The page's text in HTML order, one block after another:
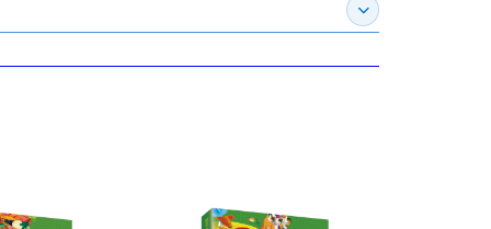
展開訂購須知